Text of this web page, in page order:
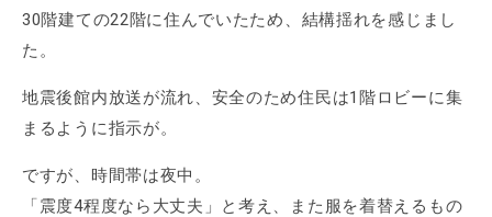
30階建ての22階に住んでいたため、結構揺れを感じまし
た。
地震後館内放送が流れ、安全のため住民は1階ロビーに集
まるように指示が。
ですが、時間帯は夜中。
「震度4程度なら大丈夫」と考え、また服を着替えるもの